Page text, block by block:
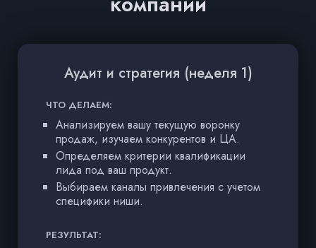
Аудит и стратегия (неделя 1)
ЧТО ДЕЛАЕМ:
Анализируем вашу текущую воронку
продаж, изучаем конкурентов и ЦА.
Определяем критерии квалификации
лида под ваш продукт.
Выбираем каналы привлечения с учетом
специфики ниши.
РЕЗУЛЬТАТ: